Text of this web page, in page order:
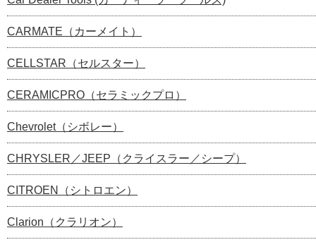
CARMATE（カーメイト）
CELLSTAR（セルスター）
CERAMICPRO（セラミックプロ）
Chevrolet（シボレー）
CHRYSLER／JEEP（クライスラー／シープ）
CITROEN（シトロエン）
Clarion（クラリオン）